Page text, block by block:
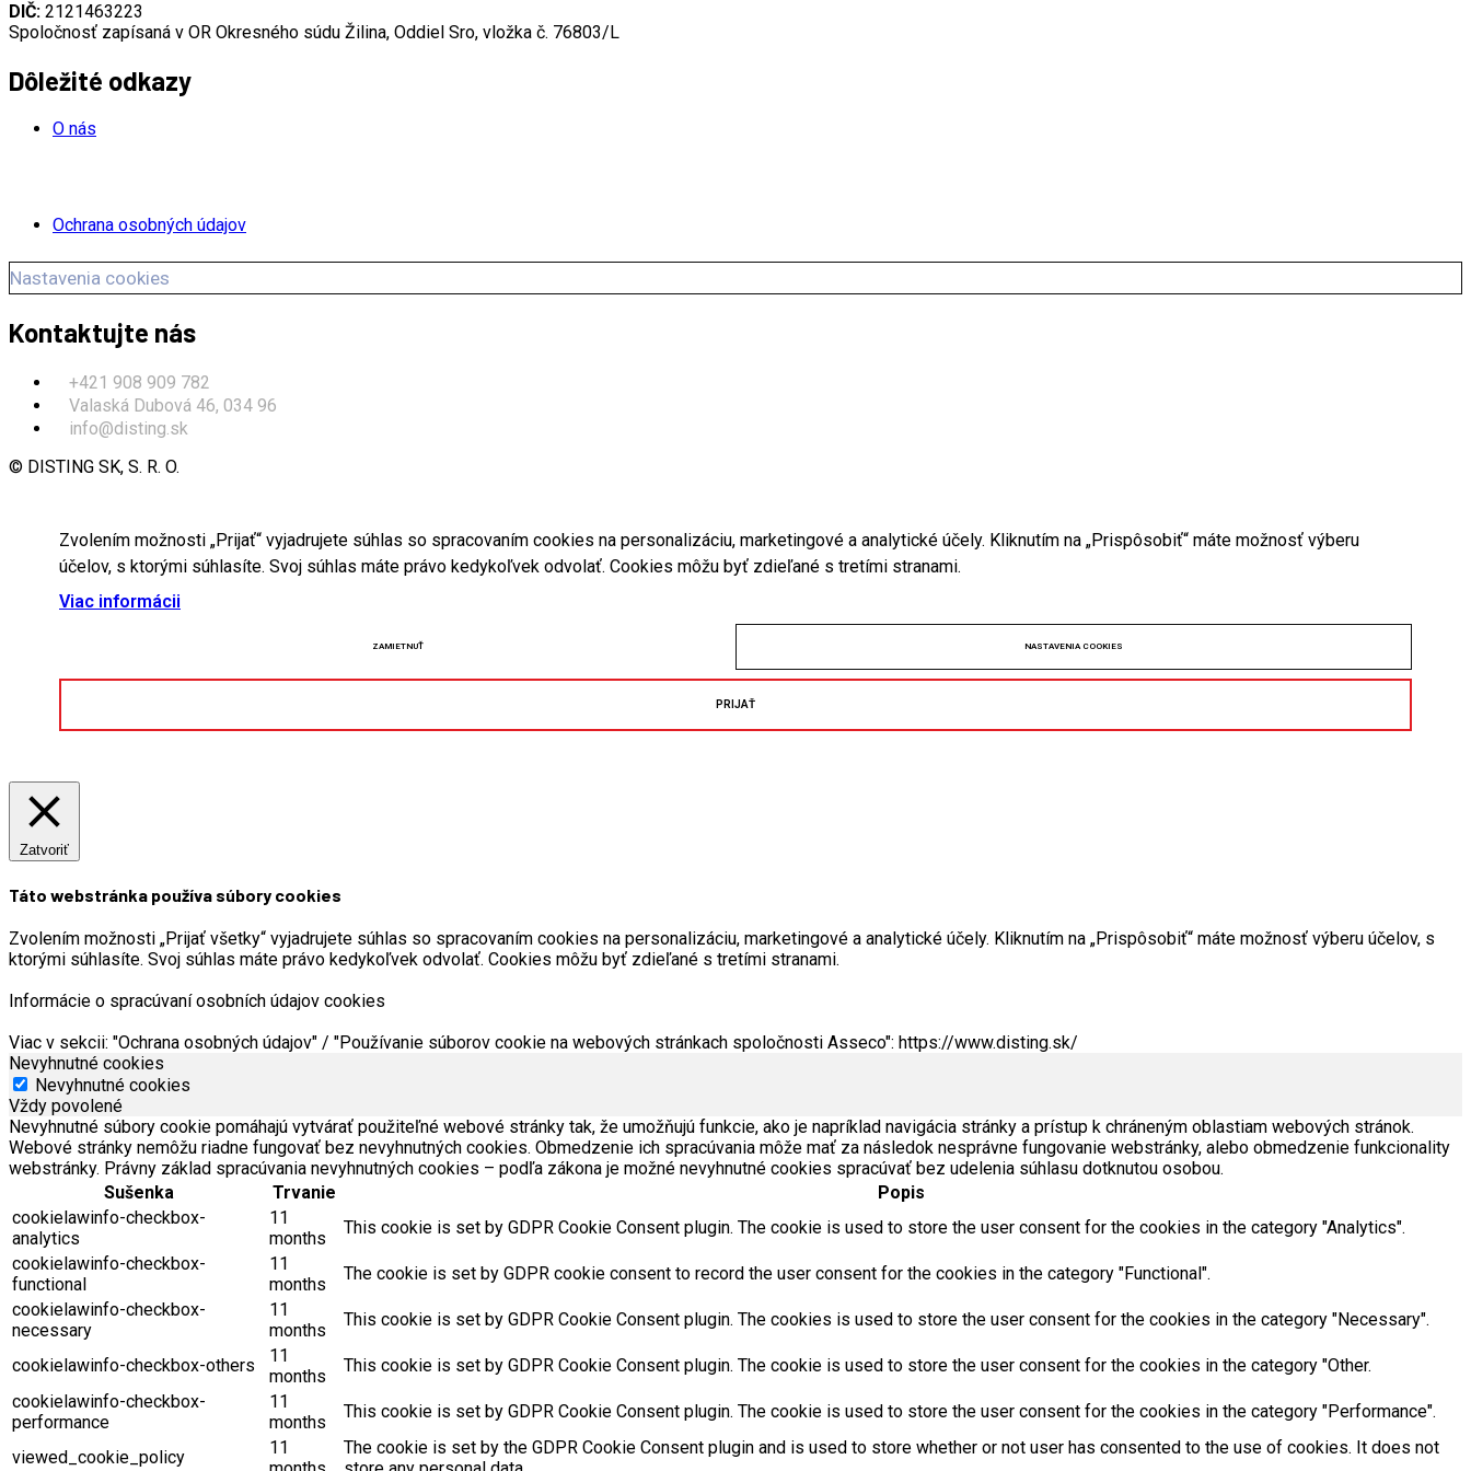
DIČ: 2121463223
Spoločnosť zapísaná v OR Okresného súdu Žilina, Oddiel Sro, vložka č. 76803/L
Dôležité odkazy
O nás
Ochrana osobných údajov
Nastavenia cookies
Kontaktujte nás
+421 908 909 782
Valaská Dubová 46, 034 96
info@disting.sk
© DISTING SK, S. R. O.
Zvolením možnosti „Prijať“ vyjadrujete súhlas so spracovaním cookies na personalizáciu, marketingové a analytické účely. Kliknutím na „Prispôsobiť“ máte možnosť výberu
účelov, s ktorými súhlasíte. Svoj súhlas máte právo kedykoľvek odvolať. Cookies môžu byť zdieľané s tretími stranami.
Viac informácii
ZAMIETNUŤ NASTAVENIA COOKIES
PRIJAŤ
Zatvoriť
Táto webstránka používa súbory cookies
Zvolením možnosti „Prijať všetky“ vyjadrujete súhlas so spracovaním cookies na personalizáciu, marketingové a analytické účely. Kliknutím na „Prispôsobiť“ máte možnosť výberu účelov, s
ktorými súhlasíte. Svoj súhlas máte právo kedykoľvek odvolať. Cookies môžu byť zdieľané s tretími stranami.
Informácie o spracúvaní osobních údajov cookies
Viac v sekcii: "Ochrana osobných údajov" / "Používanie súborov cookie na webových stránkach spoločnosti Asseco": https://www.disting.sk/
Nevyhnutné cookies
Nevyhnutné cookies
Vždy povolené
Nevyhnutné súbory cookie pomáhajú vytvárať použiteľné webové stránky tak, že umožňujú funkcie, ako je napríklad navigácia stránky a prístup k chráneným oblastiam webových stránok.
Webové stránky nemôžu riadne fungovať bez nevyhnutných cookies. Obmedzenie ich spracúvania môže mať za následok nesprávne fungovanie webstránky, alebo obmedzenie funkcionality
webstránky. Právny základ spracúvania nevyhnutných cookies – podľa zákona je možné nevyhnutné cookies spracúvať bez udelenia súhlasu dotknutou osobou.
Sušenka
Trvanie
Popis
cookielawinfo-checkbox-
analytics
11
months
This cookie is set by GDPR Cookie Consent plugin. The cookie is used to store the user consent for the cookies in the category "Analytics".
cookielawinfo-checkbox-
functional
11
months
The cookie is set by GDPR cookie consent to record the user consent for the cookies in the category "Functional".
cookielawinfo-checkbox-
necessary
11
months
This cookie is set by GDPR Cookie Consent plugin. The cookies is used to store the user consent for the cookies in the category "Necessary".
cookielawinfo-checkbox-others
11
months
This cookie is set by GDPR Cookie Consent plugin. The cookie is used to store the user consent for the cookies in the category "Other.
cookielawinfo-checkbox-
performance
11
months
This cookie is set by GDPR Cookie Consent plugin. The cookie is used to store the user consent for the cookies in the category "Performance".
viewed_cookie_policy
11
The cookie is set by the GDPR Cookie Consent plugin and is used to store whether or not user has consented to the use of cookies. It does not